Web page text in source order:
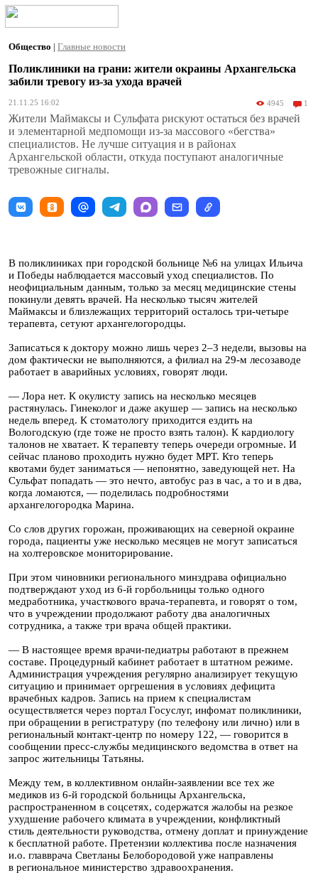
Общество | Главные новости
Поликлиники на грани: жители окраины Архангельска
забили тревогу из-за ухода врачей
21.11.25 16:02 4945 1
Жители Маймаксы и Сульфата рискуют остаться без врачей
и элементарной медпомощи из-за массового «бегства»
специалистов. Не лучше ситуация и в районах
Архангельской области, откуда поступают аналогичные
тревожные сигналы.
В поликлиниках при городской больнице №6 на улицах Ильича
и Победы наблюдается массовый уход специалистов. По
неофициальным данным, только за месяц медицинские стены
покинули девять врачей. На несколько тысяч жителей
Маймаксы и близлежащих территорий осталось три-четыре
терапевта, сетуют архангелогородцы.
Записаться к доктору можно лишь через 2–3 недели, вызовы на
дом фактически не выполняются, а филиал на 29-м лесозаводе
работает в аварийных условиях, говорят люди.
— Лора нет. К окулисту запись на несколько месяцев
растянулась. Гинеколог и даже акушер — запись на несколько
недель вперед. К стоматологу приходится ездить на
Вологодскую (где тоже не просто взять талон). К кардиологу
талонов не хватает. К терапевту теперь очереди огромные. И
сейчас планово проходить нужно будет МРТ. Кто теперь
квотами будет заниматься — непонятно, заведующей нет. На
Сульфат попадать — это нечто, автобус раз в час, а то и в два,
когда ломаются, — поделилась подробностями
архангелогородка Марина.
Со слов других горожан, проживающих на северной окраине
города, пациенты уже несколько месяцев не могут записаться
на холтеровское мониторирование.
При этом чиновники регионального минздрава официально
подтверждают уход из 6-й горбольницы только одного
медработника, участкового врача-терапевта, и говорят о том,
что в учреждении продолжают работу два аналогичных
сотрудника, а также три врача общей практики.
— В настоящее время врачи-педиатры работают в прежнем
составе. Процедурный кабинет работает в штатном режиме.
Администрация учреждения регулярно анализирует текущую
ситуацию и принимает оргрешения в условиях дефицита
врачебных кадров. Запись на прием к специалистам
осуществляется через портал Госуслуг, инфомат поликлиники,
при обращении в регистратуру (по телефону или лично) или в
региональный контакт-центр по номеру 122, — говорится в
сообщении пресс-службы медицинского ведомства в ответ на
запрос жительницы Татьяны.
Между тем, в коллективном онлайн-заявлении все тех же
медиков из 6-й городской больницы Архангельска,
распространенном в соцсетях, содержатся жалобы на резкое
ухудшение рабочего климата в учреждении, конфликтный
стиль деятельности руководства, отмену доплат и принуждение
к бесплатной работе. Претензии коллектива после назначения
и.о. главврача Светланы Белобородовой уже направлены
в региональное министерство здравоохранения.